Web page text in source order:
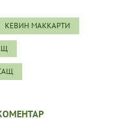
КЕВИН МАККАРТИ